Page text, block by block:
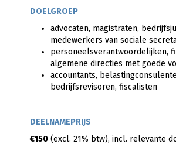
DOELGROEP
advocaten, magistraten,
medewerkers van sociale
personeelsverantwoordelijken,
algemene directies met goede
accountants,
bedrijfsrevisoren, fiscalisten
DEELNAMEPRIJS
€150 (excl. 21% btw), incl. relevante